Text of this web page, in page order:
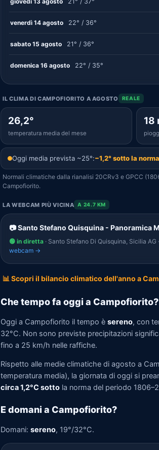
venerdì 14 agosto 22° / 36°
sabato 15 agosto 21° / 36°
domenica 16 agosto 22° / 35°
IL CLIMA DI CAMPOFIORITO A AGOSTO REALE
26,2°
temperatura media del mese
18
Oggi media prevista ~25°:−1,2° sotto la norma
Normali climatiche dalla rianalisi 20CRv3 e GPCC
Campofiorito.
LA WEBCAM PIÙ VICINA A 24.7 KM
📷 Santo Stefano Quisquina - Panoramica
🟢 in diretta · Santo Stefano Di Quisquina, Sicilia AG
webcam →
📊 Scopri il bilancio climatico dell'anno a
Che tempo fa oggi a Campofiorito?
Oggi a Campofiorito il tempo è sereno, con
32°C. Non sono previste precipitazioni
fino a 25 km/h nelle raffiche.
Rispetto alle medie climatiche di agosto a
temperatura media), la giornata di oggi si
circa 1,2°C sotto la norma del periodo
E domani a Campofiorito?
Domani: sereno, 19°/32°C.